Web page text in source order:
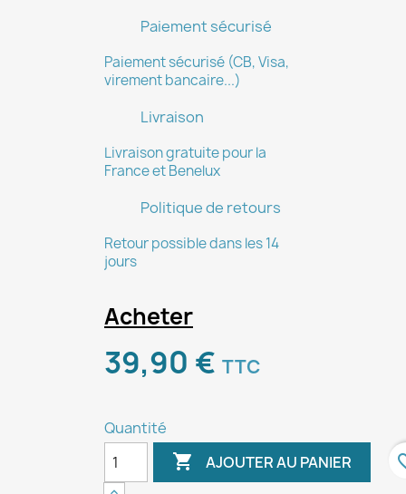
Paiement sécurisé
Paiement sécurisé (CB, Visa,
virement bancaire...)
Livraison
Livraison gratuite pour la
France et Benelux
Politique de retours
Retour possible dans les 14
jours
Acheter
39,90 € TTC
Quantité
 AJOUTER AU PANIER
Annuler Créer une liste d'envies